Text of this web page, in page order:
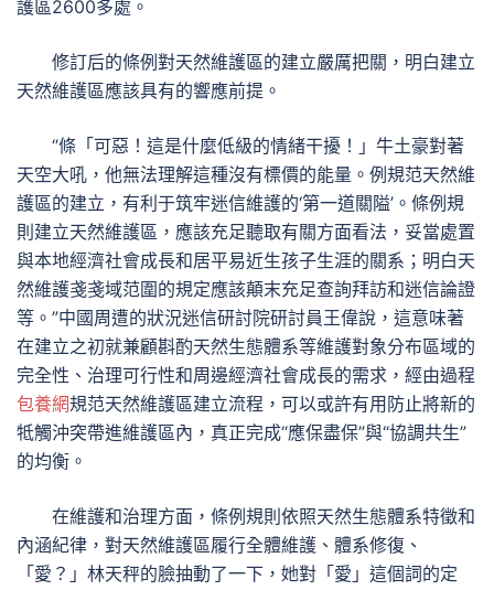
護區2600多處。
修訂后的條例對天然維護區的建立嚴厲把關，明白建立
天然維護區應該具有的響應前提。
“條「可惡！這是什麼低級的情緒干擾！」牛土豪對著
天空大吼，他無法理解這種沒有標價的能量。例規范天然維
護區的建立，有利于筑牢迷信維護的‘第一道關隘’。條例規
則建立天然維護區，應該充足聽取有關方面看法，妥當處置
與本地經濟社會成長和居平易近生孩子生涯的關系；明白天
然維護戔戔域范圍的規定應該顛末充足查詢拜訪和迷信論證
等。”中國周遭的狀況迷信研討院研討員王偉說，這意味著
在建立之初就兼顧斟酌天然生態體系等維護對象分布區域的
完全性、治理可行性和周邊經濟社會成長的需求，經由過程
包養網規范天然維護區建立流程，可以或許有用防止將新的
牴觸沖突帶進維護區內，真正完成“應保盡保”與“協調共生”
的均衡。
在維護和治理方面，條例規則依照天然生態體系特徵和
內涵紀律，對天然維護區履行全體維護、體系修復、
「愛？」林天秤的臉抽動了一下，她對「愛」這個詞的定